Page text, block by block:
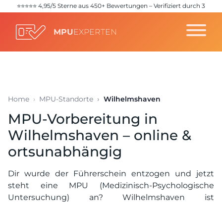
⭐️⭐️⭐️⭐️⭐️ 4,95/5 Sterne aus 450+ Bewertungen – Verifiziert durch 3
MPUEXPERTEN
Home MPU-Standorte Wilhelmshaven
MPU-Vorbereitung in
Wilhelmshaven – online &
ortsunabhängig
Dir wurde der Führerschein entzogen und jetzt
steht eine MPU (Medizinisch-Psychologische
Untersuchung) an? Wilhelmshaven ist